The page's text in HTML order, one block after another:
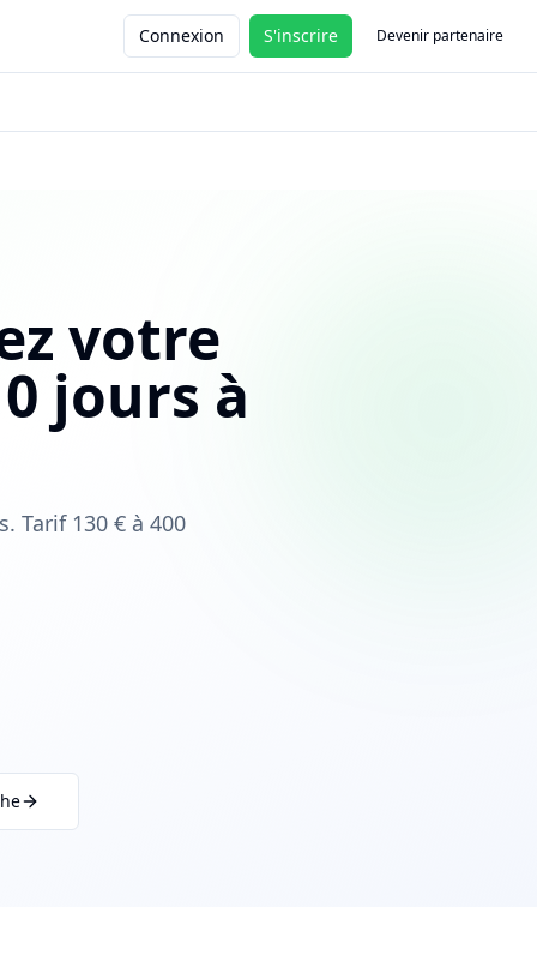
Connexion S'inscrire Devenir partenaire
votre
jours à
Tarif 130 € à 400